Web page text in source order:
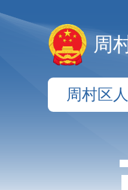
周
周村区